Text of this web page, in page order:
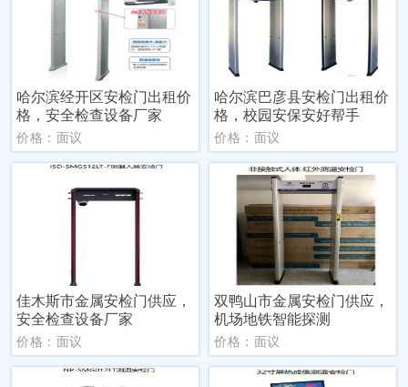
哈尔滨经开区安检门出租价
格，安全检查设备厂家
价格：面议
哈尔滨巴彦县安检门出租价
格，校园安保安好帮手
价格：面议
佳木斯市金属安检门供应，
安全检查设备厂家
价格：面议
双鸭山市金属安检门供应，
机场地铁智能探测
价格：面议